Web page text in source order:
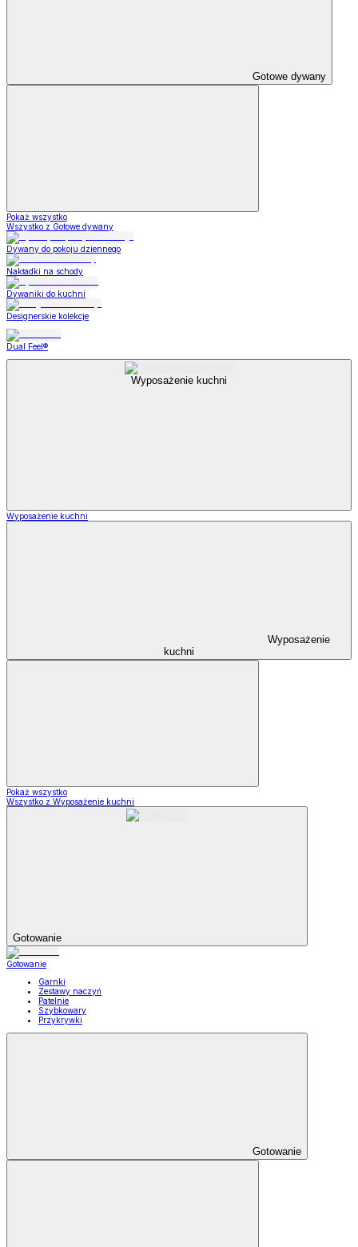
Gotowe dywany
Pokaż wszystko
Wszystko z Gotowe dywany
Dywany do pokoju dziennego
Nakładki na schody
Dywaniki do kuchni
Designerskie kolekcje
Dual Feel®
Wyposażenie kuchni
Wyposażenie kuchni
Wyposażenie
kuchni
Pokaż wszystko
Wszystko z Wyposażenie kuchni
Gotowanie
Gotowanie
Garnki
Zestawy naczyń
Patelnie
Szybkowary
Przykrywki
Gotowanie